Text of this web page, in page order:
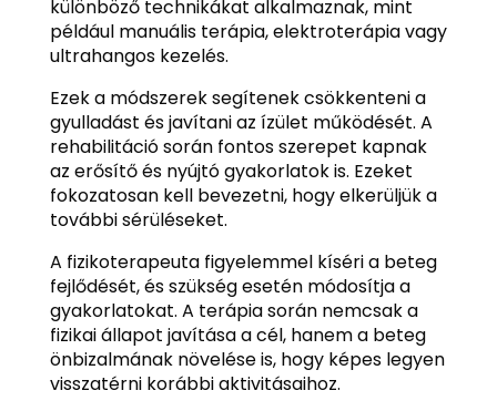
különböző technikákat alkalmaznak, mint
például manuális terápia, elektroterápia vagy
ultrahangos kezelés.
Ezek a módszerek segítenek csökkenteni a
gyulladást és javítani az ízület működését. A
rehabilitáció során fontos szerepet kapnak
az erősítő és nyújtó gyakorlatok is. Ezeket
fokozatosan kell bevezetni, hogy elkerüljük a
további sérüléseket.
A fizikoterapeuta figyelemmel kíséri a beteg
fejlődését, és szükség esetén módosítja a
gyakorlatokat. A terápia során nemcsak a
fizikai állapot javítása a cél, hanem a beteg
önbizalmának növelése is, hogy képes legyen
visszatérni korábbi aktivitásaihoz.